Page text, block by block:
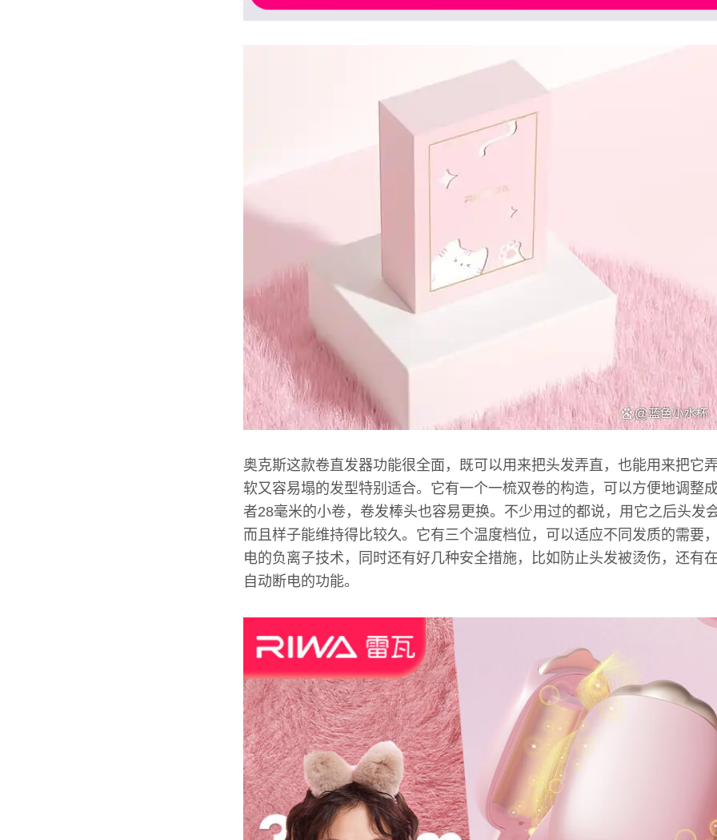
奥克斯这款卷直发器功能很全面，既可以用来把头发弄直，也能用来把它
软又容易塌的发型特别适合。它有一个一梳双卷的构造，可以方便地调整
者28毫米的小卷，卷发棒头也容易更换。不少用过的都说，用它之后头发
而且样子能维持得比较久。它有三个温度档位，可以适应不同发质的需要
电的负离子技术，同时还有好几种安全措施，比如防止头发被烫伤，还有
自动断电的功能。